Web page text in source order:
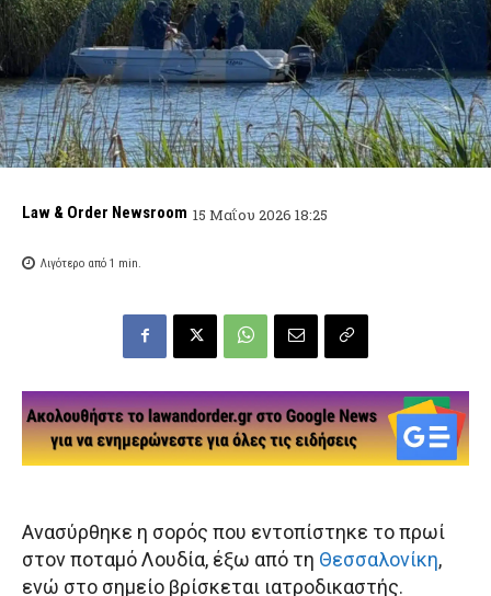
Law & Order Newsroom 15 Μαΐου 2026 18:25
Λιγότερο από 1 min.
Ανασύρθηκε η σορός που εντοπίστηκε το πρωί
στον ποταμό Λουδία, έξω από τη Θεσσαλονίκη,
ενώ στο σημείο βρίσκεται ιατροδικαστής.